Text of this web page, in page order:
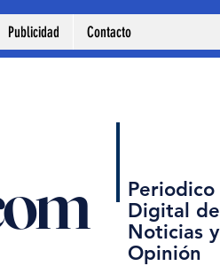
Publicidad Contacto
Periodico
Digital de
Noticias y
Opinión